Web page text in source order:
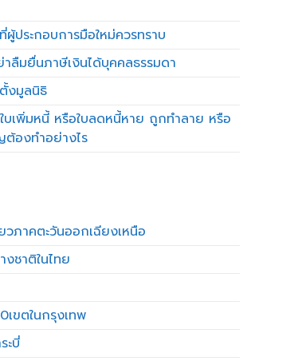
ประกอบการมือใหม่ควรทราบ
าลืมยื่นภาษีเงินได้บุคคลธรรมดา
งมูลนิธิ
บเพิ่มหนี้ หรือใบลดหนี้หาย ถูกทำลาย หรือ
ต้องทำอย่างไร
วภาคตะวันออกเฉียงเหนือ
งชาติในไทย
เขตในกรุงเทพ
ะบี่